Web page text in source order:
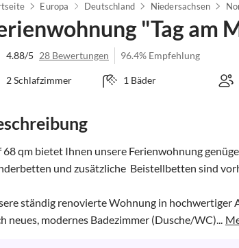
Europa Deutschland Niedersachsen
"Tag am
4.88/5 28 Bewertungen 96.4% Empfehlung
2 Schlafzimmer 1 Bäder
68 qm bietet Ihnen unsere Ferienwohnung
und zusätzliche  Beistellbetten sind
ständig renovierte Wohnung in hochwertiger
neues, modernes Badezimmer (Dusche/WC)...